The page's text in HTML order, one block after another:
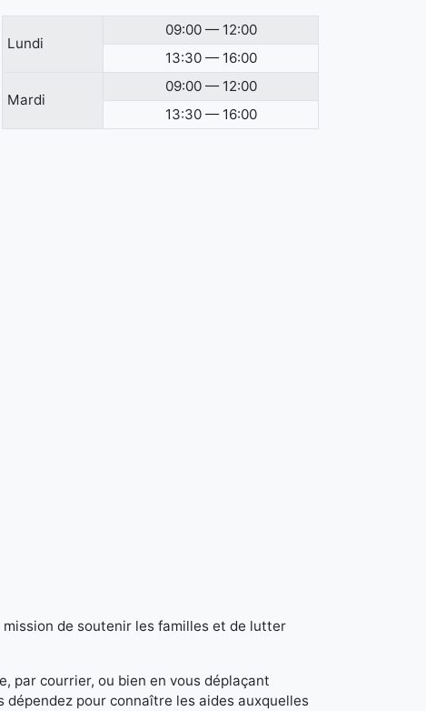
Lundi
09:00 — 12:00
13:30 — 16:00
Mardi
09:00 — 12:00
13:30 — 16:00
mission de soutenir les familles et de lutter
par courrier, ou bien en vous déplaçant
dépendez pour connaître les aides auxquelles